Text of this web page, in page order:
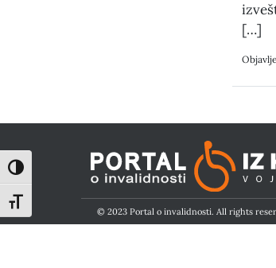
Toggle High Contrast
Toggle Font size
[…]
© 2023 Portal o invalidnosti. All rights